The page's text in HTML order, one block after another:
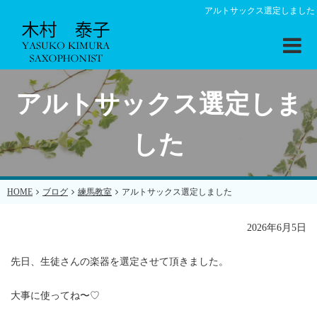
アルトサックス選定しました
アルトサックス選定しま
した
HOME ブログ 練馬教室 アルトサックス選定しました
2026年6月5日
先日、生徒さんの楽器を選定させて頂きました。
大事に使ってね〜♡